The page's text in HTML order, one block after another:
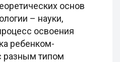
основ
– науки,
освоения
ребенком-
разным типом